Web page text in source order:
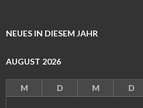
NEUES IN DIESEM JAHR
AUGUST 2026
M D M D